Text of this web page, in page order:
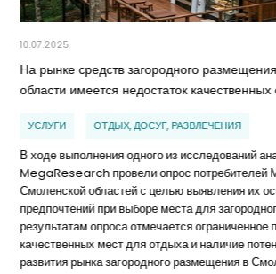
10.07.2025
На рынке средств загородного
области имеется недостаток качественных
УСЛУГИ ОТДЫХ, ДОСУГ, РАЗВЛЕЧЕНИЯ
В ходе выполнения одного из исследований
MegaResearch провели опрос потребителей
Смоленской областей с целью выявления их
предпочтений при выборе места для
результатам опроса отмечается ограниченное
качественных мест для отдыха и наличие
развития рынка загородного размещения в